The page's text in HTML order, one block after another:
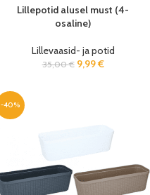
Lillepotid alusel must (4-
osaline)
Lillevaasid- ja potid
35,00€ 9,99€
-40%